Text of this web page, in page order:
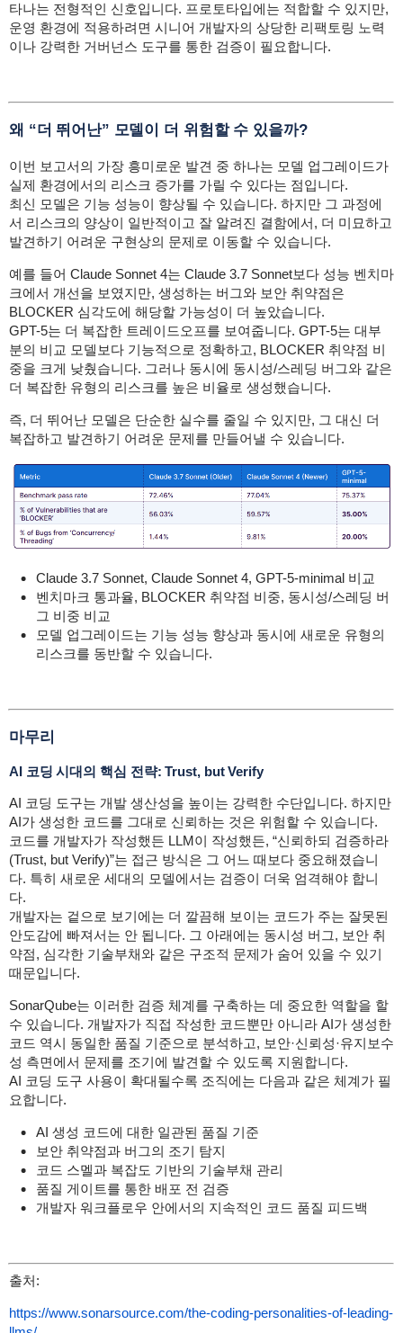
타나는 전형적인 신호입니다. 프로토타입에는 적합할 수 있지만,
운영 환경에 적용하려면 시니어 개발자의 상당한 리팩토링 노력
이나 강력한 거버넌스 도구를 통한 검증이 필요합니다.
왜 “더 뛰어난” 모델이 더 위험할 수 있을까?
이번 보고서의 가장 흥미로운 발견 중 하나는 모델 업그레이드가
실제 환경에서의 리스크 증가를 가릴 수 있다는 점입니다.
최신 모델은 기능 성능이 향상될 수 있습니다. 하지만 그 과정에
서 리스크의 양상이 일반적이고 잘 알려진 결함에서, 더 미묘하고
발견하기 어려운 구현상의 문제로 이동할 수 있습니다.
예를 들어 Claude Sonnet 4는 Claude 3.7 Sonnet보다 성능 벤치마
크에서 개선을 보였지만, 생성하는 버그와 보안 취약점은
BLOCKER 심각도에 해당할 가능성이 더 높았습니다.
GPT-5는 더 복잡한 트레이드오프를 보여줍니다. GPT-5는 대부
분의 비교 모델보다 기능적으로 정확하고, BLOCKER 취약점 비
중을 크게 낮췄습니다. 그러나 동시에 동시성/스레딩 버그와 같은
더 복잡한 유형의 리스크를 높은 비율로 생성했습니다.
즉, 더 뛰어난 모델은 단순한 실수를 줄일 수 있지만, 그 대신 더
복잡하고 발견하기 어려운 문제를 만들어낼 수 있습니다.
Claude 3.7 Sonnet, Claude Sonnet 4, GPT-5-minimal 비교
벤치마크 통과율, BLOCKER 취약점 비중, 동시성/스레딩 버
그 비중 비교
모델 업그레이드는 기능 성능 향상과 동시에 새로운 유형의
리스크를 동반할 수 있습니다.
마무리
AI 코딩 시대의 핵심 전략: Trust, but Verify
AI 코딩 도구는 개발 생산성을 높이는 강력한 수단입니다. 하지만
AI가 생성한 코드를 그대로 신뢰하는 것은 위험할 수 있습니다.
코드를 개발자가 작성했든 LLM이 작성했든, “신뢰하되 검증하라
(Trust, but Verify)”는 접근 방식은 그 어느 때보다 중요해졌습니
다. 특히 새로운 세대의 모델에서는 검증이 더욱 엄격해야 합니
다.
개발자는 겉으로 보기에는 더 깔끔해 보이는 코드가 주는 잘못된
안도감에 빠져서는 안 됩니다. 그 아래에는 동시성 버그, 보안 취
약점, 심각한 기술부채와 같은 구조적 문제가 숨어 있을 수 있기
때문입니다.
SonarQube는 이러한 검증 체계를 구축하는 데 중요한 역할을 할
수 있습니다. 개발자가 직접 작성한 코드뿐만 아니라 AI가 생성한
코드 역시 동일한 품질 기준으로 분석하고, 보안·신뢰성·유지보수
성 측면에서 문제를 조기에 발견할 수 있도록 지원합니다.
AI 코딩 도구 사용이 확대될수록 조직에는 다음과 같은 체계가 필
요합니다.
AI 생성 코드에 대한 일관된 품질 기준
보안 취약점과 버그의 조기 탐지
코드 스멜과 복잡도 기반의 기술부채 관리
품질 게이트를 통한 배포 전 검증
개발자 워크플로우 안에서의 지속적인 코드 품질 피드백
출처:
https://www.sonarsource.com/the-coding-personalities-of-leading-